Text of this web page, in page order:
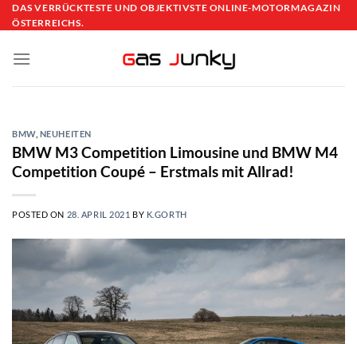
Skip
to
DAS VERRÜCKTESTE UND OBJEKTIVSTE ONLINE-MOTORMAGAZIN
ÖSTERREICHS.
BMW, NEUHEITEN
BMW M3 Competition Limousine und BMW M4
Competition Coupé – Erstmals mit Allrad!
POSTED ON 28. APRIL 2021 BY K.GORTH